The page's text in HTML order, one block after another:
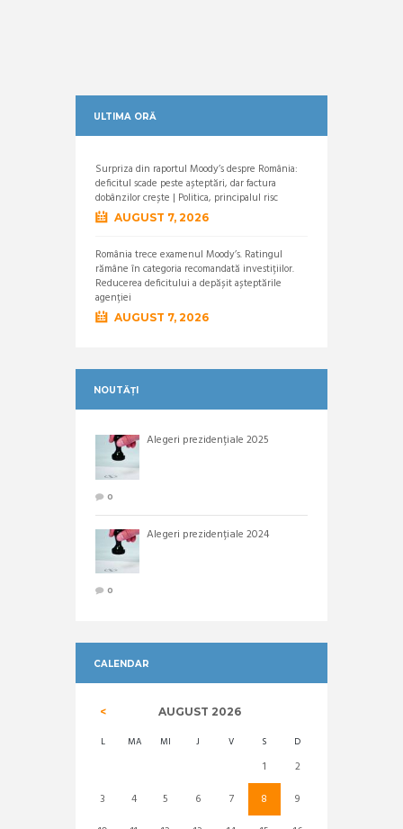
ULTIMA ORĂ
Surpriza din raportul Moody’s despre România:
deficitul scade peste așteptări, dar factura
dobânzilor crește | Politica, principalul risc
AUGUST 7, 2026
România trece examenul Moody’s. Ratingul
rămâne în categoria recomandată investițiilor.
Reducerea deficitului a depășit așteptările
agenției
AUGUST 7, 2026
NOUTĂȚI
Alegeri prezidențiale 2025
0
Alegeri prezidențiale 2024
0
CALENDAR
AUGUST 2026
L MA MI J V S D
1
2
3
4 5 6 7 8
9